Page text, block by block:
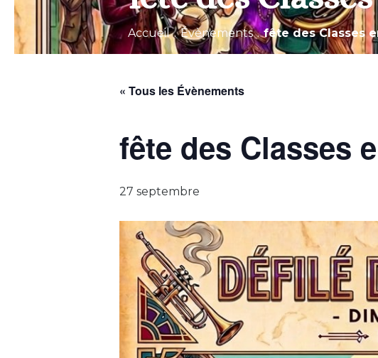
Accueil . Évènements . fête des Classes
« Tous les Évènements
fête des Classes
27 septembre